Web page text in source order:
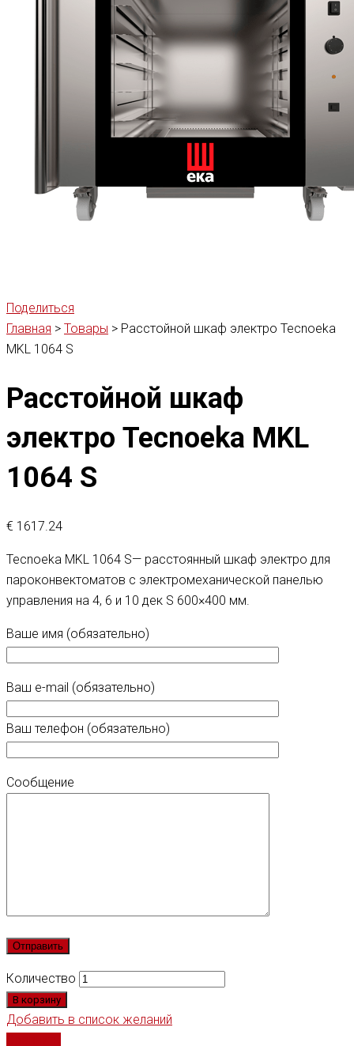
Поделиться
Главная > Товары > Расстойной шкаф электро Tecnoeka
MKL 1064 S
Расстойной шкаф
электро Tecnoeka MKL
1064 S
€ 1617.24
Tecnoeka MKL 1064 S— расстоянный шкаф электро для
пароконвектоматов с электромеханической панелью
управления на 4, 6 и 10 дек S 600×400 мм.
Ваше имя (обязательно)
Ваш e-mail (обязательно)
Ваш телефон (обязательно)
Сообщение
Количество
В корзину
Добавить в список желаний